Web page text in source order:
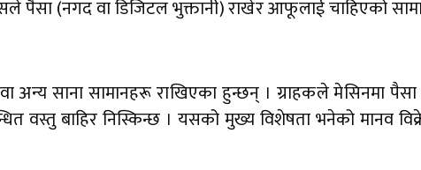
पैसा (नगद वा डिजिटल भुक्तानी) राखेर आफूलाई चाहिएको
अन्य साना सामानहरू राखिएका हुन्छन् । ग्राहकले मेसिनमा
वस्तु बाहिर निस्किन्छ । यसको मुख्य विशेषता भनेको मानव